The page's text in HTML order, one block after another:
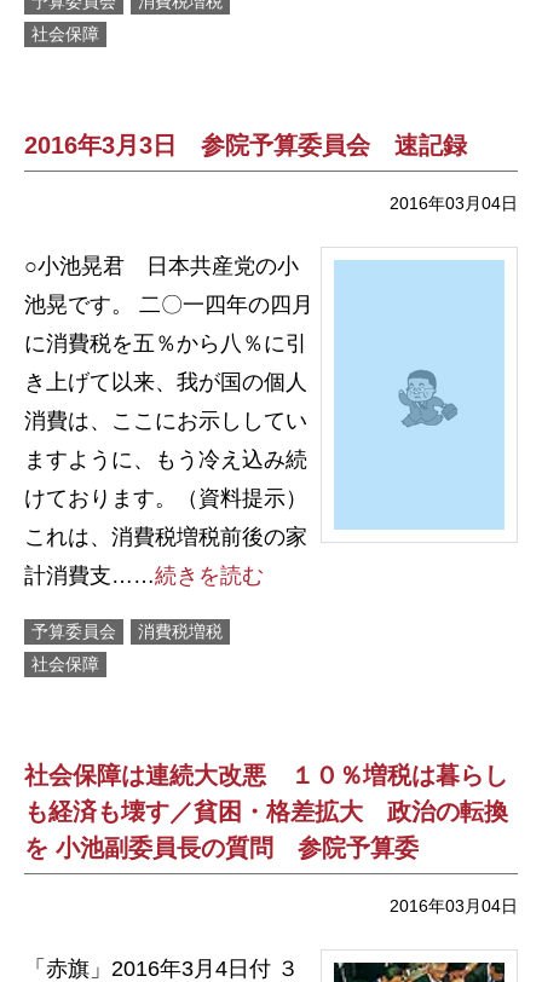
社会保障
2016年3月3日 参院予算委員会 速記録
2016年03月04日
○小池晃君 日本共産党の小
池晃です。 二〇一四年の四月
に消費税を五％から八％に引
き上げて以来、我が国の個人
消費は、ここにお示ししてい
ますように、もう冷え込み続
けております。（資料提示）
これは、消費税増税前後の家
計消費支……続きを読む
予算委員会
消費税増税
社会保障
社会保障は連続大改悪 １０％増税は暮らし
も経済も壊す／貧困・格差拡大 政治の転換
を 小池副委員長の質問 参院予算委
2016年03月04日
「赤旗」2016年3月4日付 ３